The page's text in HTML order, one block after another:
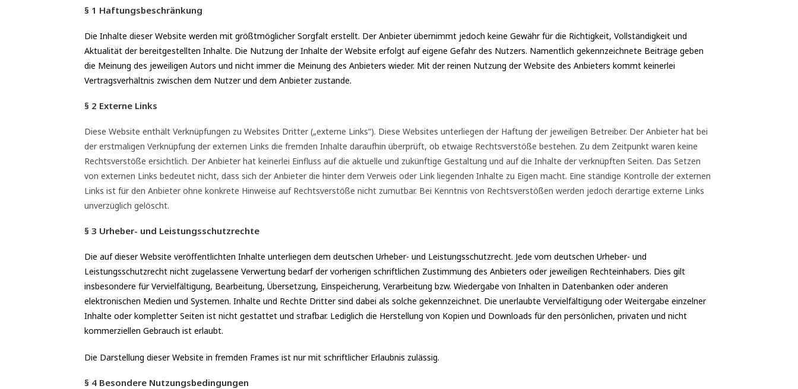
§ 1 Haftungsbeschränkung
Die Inhalte dieser Website werden mit größtmöglicher Sorgfalt erstellt. Der Anbieter übernimmt jedoch keine Gewähr für die Richtigkeit, Vollständigkeit und
Aktualität der bereitgestellten Inhalte. Die Nutzung der Inhalte der Website erfolgt auf eigene Gefahr des Nutzers. Namentlich gekennzeichnete Beiträge geben
die Meinung des jeweiligen Autors und nicht immer die Meinung des Anbieters wieder. Mit der reinen Nutzung der Website des Anbieters kommt keinerlei
Vertragsverhältnis zwischen dem Nutzer und dem Anbieter zustande.
§ 2 Externe Links
Diese Website enthält Verknüpfungen zu Websites Dritter („externe Links“). Diese Websites unterliegen der Haftung der jeweiligen Betreiber. Der Anbieter hat bei
der erstmaligen Verknüpfung der externen Links die fremden Inhalte daraufhin überprüft, ob etwaige Rechtsverstöße bestehen. Zu dem Zeitpunkt waren keine
Rechtsverstöße ersichtlich. Der Anbieter hat keinerlei Einfluss auf die aktuelle und zukünftige Gestaltung und auf die Inhalte der verknüpften Seiten. Das Setzen
von externen Links bedeutet nicht, dass sich der Anbieter die hinter dem Verweis oder Link liegenden Inhalte zu Eigen macht. Eine ständige Kontrolle der externen
Links ist für den Anbieter ohne konkrete Hinweise auf Rechtsverstöße nicht zumutbar. Bei Kenntnis von Rechtsverstößen werden jedoch derartige externe Links
unverzüglich gelöscht.
§ 3 Urheber- und Leistungsschutzrechte
Die auf dieser Website veröffentlichten Inhalte unterliegen dem deutschen Urheber- und Leistungsschutzrecht. Jede vom deutschen Urheber- und
Leistungsschutzrecht nicht zugelassene Verwertung bedarf der vorherigen schriftlichen Zustimmung des Anbieters oder jeweiligen Rechteinhabers. Dies gilt
insbesondere für Vervielfältigung, Bearbeitung, Übersetzung, Einspeicherung, Verarbeitung bzw. Wiedergabe von Inhalten in Datenbanken oder anderen
elektronischen Medien und Systemen. Inhalte und Rechte Dritter sind dabei als solche gekennzeichnet. Die unerlaubte Vervielfältigung oder Weitergabe einzelner
Inhalte oder kompletter Seiten ist nicht gestattet und strafbar. Lediglich die Herstellung von Kopien und Downloads für den persönlichen, privaten und nicht
kommerziellen Gebrauch ist erlaubt.
Die Darstellung dieser Website in fremden Frames ist nur mit schriftlicher Erlaubnis zulässig.
§ 4 Besondere Nutzungsbedingungen